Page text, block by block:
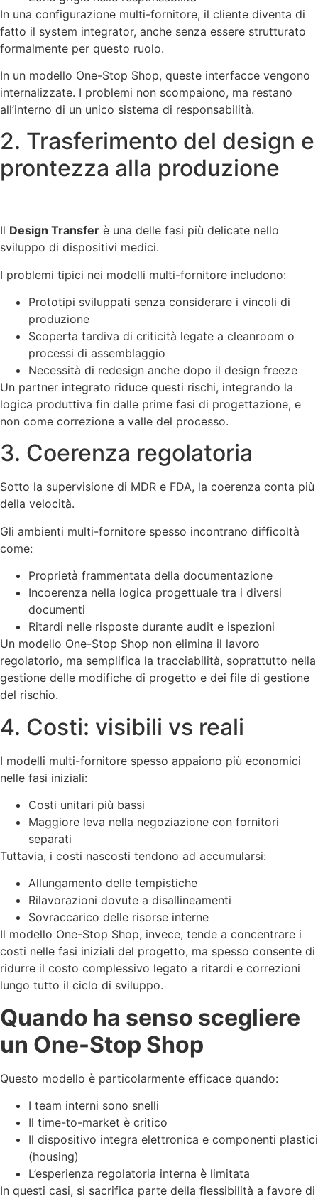
In una configurazione multi-fornitore, il cliente diventa di
fatto il system integrator, anche senza essere strutturato
formalmente per questo ruolo.
In un modello One-Stop Shop, queste interfacce vengono
internalizzate. I problemi non scompaiono, ma restano
all’interno di un unico sistema di responsabilità.
2. Trasferimento del design e
prontezza alla produzione
Il Design Transfer è una delle fasi più delicate nello
sviluppo di dispositivi medici.
I problemi tipici nei modelli multi-fornitore includono:
Prototipi sviluppati senza considerare i vincoli di
produzione
Scoperta tardiva di criticità legate a cleanroom o
processi di assemblaggio
Necessità di redesign anche dopo il design freeze
Un partner integrato riduce questi rischi, integrando la
logica produttiva fin dalle prime fasi di progettazione, e
non come correzione a valle del processo.
3. Coerenza regolatoria
Sotto la supervisione di MDR e FDA, la coerenza conta più
della velocità.
Gli ambienti multi-fornitore spesso incontrano difficoltà
come:
Proprietà frammentata della documentazione
Incoerenza nella logica progettuale tra i diversi
documenti
Ritardi nelle risposte durante audit e ispezioni
Un modello One-Stop Shop non elimina il lavoro
regolatorio, ma semplifica la tracciabilità, soprattutto nella
gestione delle modifiche di progetto e dei file di gestione
del rischio.
4. Costi: visibili vs reali
I modelli multi-fornitore spesso appaiono più economici
nelle fasi iniziali:
Costi unitari più bassi
Maggiore leva nella negoziazione con fornitori
separati
Tuttavia, i costi nascosti tendono ad accumularsi:
Allungamento delle tempistiche
Rilavorazioni dovute a disallineamenti
Sovraccarico delle risorse interne
Il modello One-Stop Shop, invece, tende a concentrare i
costi nelle fasi iniziali del progetto, ma spesso consente di
ridurre il costo complessivo legato a ritardi e correzioni
lungo tutto il ciclo di sviluppo.
Quando ha senso scegliere
un One-Stop Shop
Questo modello è particolarmente efficace quando:
I team interni sono snelli
Il time-to-market è critico
Il dispositivo integra elettronica e componenti plastici
(housing)
L’esperienza regolatoria interna è limitata
In questi casi, si sacrifica parte della flessibilità a favore di